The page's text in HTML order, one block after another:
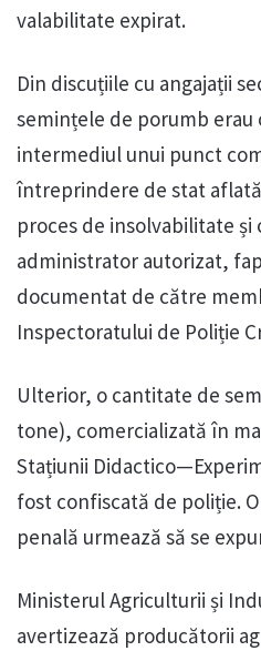
valabilitate expirat.
Din discuțiile cu angajații
semințele de porumb
intermediul unui punct
întreprindere de stat
proces de insolvabilitate și
administrator autorizat,
documentat de către
Inspectoratului de Poliție
Ulterior, o cantitate de
tone), comercializată în
Stațiunii
fost confiscată de poliție.
penală urmează să se
Ministerul Agriculturii și
avertizează producătorii